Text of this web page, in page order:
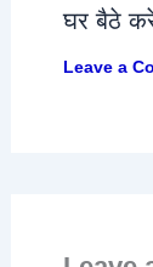
घर बैठे
Leave a